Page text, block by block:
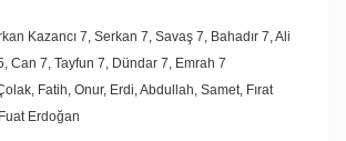
Kazancı 7, Serkan 7, Savaş 7, Bahadır 7, Ali
Can 7, Tayfun 7, Dündar 7, Emrah 7
Fatih, Onur, Erdi, Abdullah, Samet, Fırat
Fuat Erdoğan